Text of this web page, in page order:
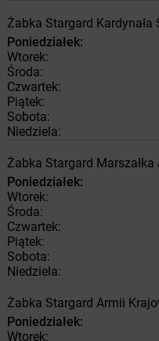
Żabka Stargard
Poniedziałek:
Wtorek:
Środa:
Czwartek:
Piątek:
Sobota:
Niedziela:
Żabka Stargard
Poniedziałek:
Wtorek:
Środa:
Czwartek:
Piątek:
Sobota:
Niedziela:
Żabka Stargard Armii
Poniedziałek:
Wtorek: